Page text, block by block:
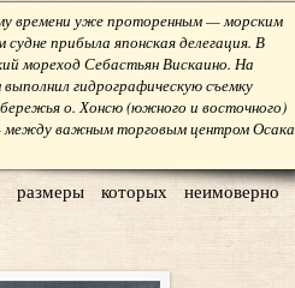
времени уже проторенным — морским
прибыла японская делегация. В
мореход Себастьян Вискаино. На
гидрографическую съемку
о. Хонсю (южного и восточного)
важным торговым центром Осака
размеры которых неимоверно